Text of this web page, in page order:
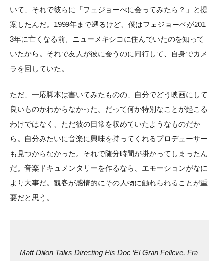
いて、それで彼らに「フェジョーべに会ってみたら？」と提
案したんだ。1999年まで遡るけど、僕はフェジョーベが201
3年に亡くなる前、ニューメキシコに住んでいたのを知って
いたから。それで友人が彼に会うのに同行して、自身でカメ
ラを回していた。
ただ、一応脚本は書いてみたものの、自分でどう映画にして
良いものかわからなかった。だって何か特別なことが起こる
わけではなく、ただ彼の日常を収めていたようなものだか
ら。自分みたいに音楽に興味を持ってくれるプロデューサー
も見つからなかった。それで随分時間が掛かってしまったん
だ。音楽ドキュメンタリーを作るなら、エモーションがなに
より大事だ。観客が感情的にその人物に触れられることが重
要だと思う。
Matt Dillon Talks Directing His Doc ‘El Gran Fellove, Fra